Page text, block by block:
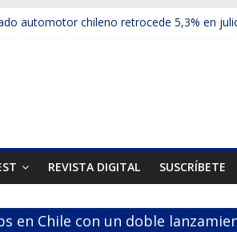
automotor chileno retrocede 5,3% en
ups presentó la recién estrenada Bolden
mercado internacional en lanzar la nueva
REVISTA DIGITAL SUSCRÍBETE
en Chile con un doble